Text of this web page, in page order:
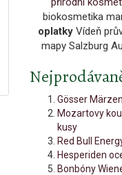
biokosmetika
oplatkyVídeň
mapy Salzburg
Gösser
Mozartovy
kusy
Red Bull
Hesperiden
Bonbóny